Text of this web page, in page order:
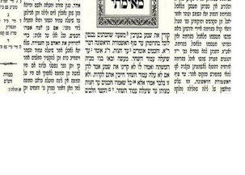
עצות סבתא
סבתא מספרת
נווה הבלוגים
קשר משפחתי